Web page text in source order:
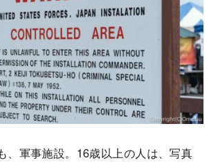
、軍事施設。16歳以上の人は、写真